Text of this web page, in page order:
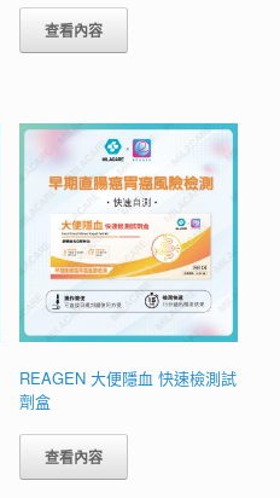
查看內容
REAGEN 大便隱血 快速檢測試
劑盒
查看內容